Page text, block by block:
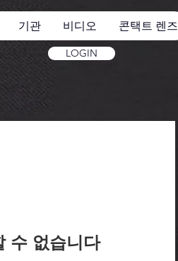
기관 비디오 콘택트 렌즈
LOGIN
수 없습니다